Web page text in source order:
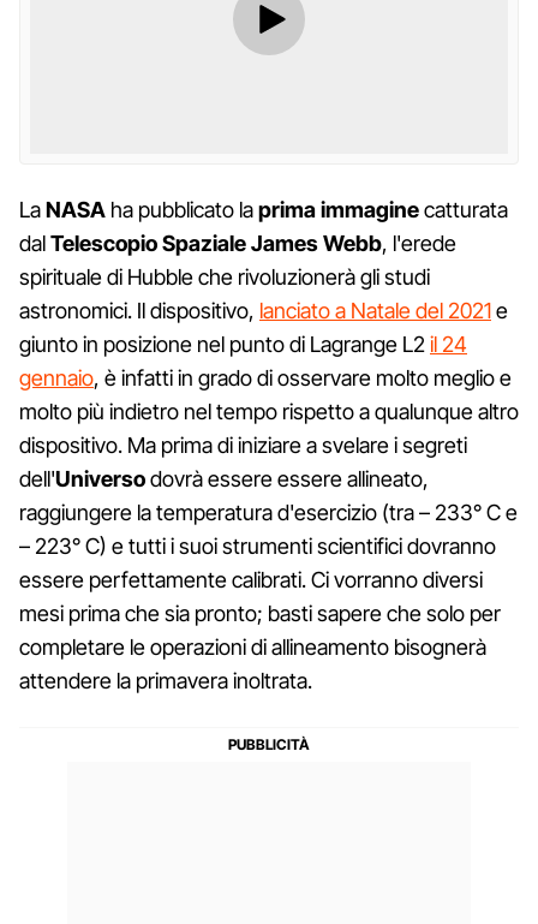
LaNASA ha pubblicato laprima immaginecatturata
dalTelescopio Spaziale James Webb, l'erede
spirituale di Hubble che rivoluzionerà gli studi
astronomici. Il dispositivo, lanciato a Natale del 2021e
giunto in posizione nel punto di Lagrange L2 il 24
gennaio, è infatti in grado di osservare molto meglio e
molto più indietro nel tempo rispetto a qualunque altro
dispositivo. Ma prima di iniziare a svelare i segreti
dell'Universodovrà essere essere allineato,
raggiungere la temperatura d'esercizio (tra – 233° C e
– 223° C) e tutti i suoi strumenti scientifici dovranno
essere perfettamente calibrati. Ci vorranno diversi
mesi prima che sia pronto; basti sapere che solo per
completare le operazioni di allineamento bisognerà
attendere la primavera inoltrata.